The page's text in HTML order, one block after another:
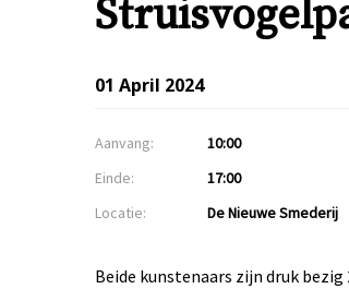
01 April 2024
Aanvang:
10:00
Einde:
17:00
Locatie:
De Nieuwe Smederij
Beide kunstenaars zijn druk